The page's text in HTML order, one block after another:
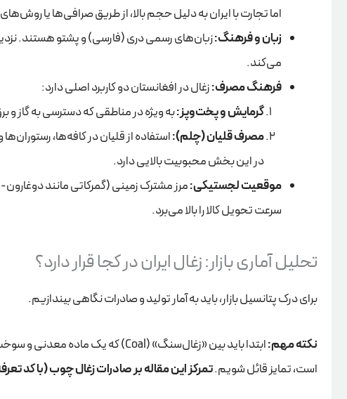
اما تجارت با ایران به دلیل حجم بالا، از طریق صرافی‌ها یا
زبان و فرهنگ:زبان‌های رسمی دری (فارسی) و پشتو هستند. نزدیکی
می‌کند.
فرهنگ مصرف:زغال در افغانستان دو کاربرد اصلی دارد:
گرمایش و پخت‌وپز:به ویژه در مناطقی که دسترسی به گاز
مصرف قلیان (چلم):استفاده از قلیان در کافه‌ها،
در این بخش محبوبیت بالایی دارد.
موقعیت لجستیکی:مرز مشترک زمینی (گمرکاتی مانند
سرعت تحویل کالا را بالا می‌برد.
تحلیل آماری بازار: زغال ایران در کجا قرار دارد؟
برای درک پتانسیل بازار، باید به آمار تولید و صادرات نگاهی بیندازیم.
نکته مهم:
است، تمایز قائل شویم.تمرکز این مقاله بر صادرات زغال چوب (با کد تعرفه 4402)